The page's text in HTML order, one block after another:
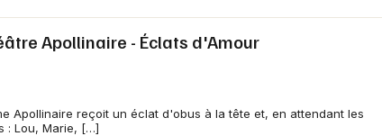
Théâtre dans le Finistère
Apollinaire - Éclats d'Amour
Apollinaire reçoit un éclat d'obus à la tête et, en attendant les
: Lou, Marie, […]